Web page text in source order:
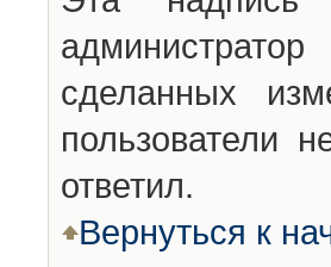
сделанных
пользователи
ответил.
Вернуться к